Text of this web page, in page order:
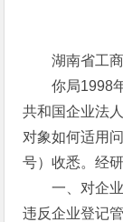
湖南省工
你局1998
共和国企业法
对象如何适用
号）收悉。经
一、对企
违反企业登记